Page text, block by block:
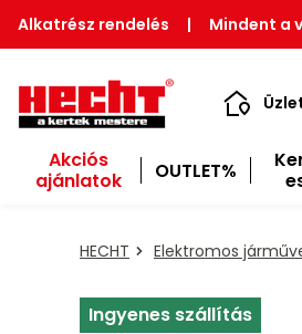
Alkatrész rendelés | Mindent a
Akciós
ajánlatok
OUTLET%
HECHT Elektromos
Ingyenes szállítás